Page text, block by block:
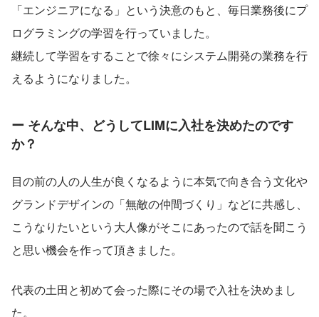
「エンジニアになる」という決意のもと、毎日業務後にプ
ログラミングの学習を行っていました。
継続して学習をすることで徐々にシステム開発の業務を行
えるようになりました。
ー そんな中、どうしてLIMに入社を決めたのです
か？
目の前の人の人生が良くなるように本気で向き合う文化や
グランドデザインの「無敵の仲間づくり」などに共感し、
こうなりたいという大人像がそこにあったので話を聞こう
と思い機会を作って頂きました。
代表の土田と初めて会った際にその場で入社を決めまし
た。